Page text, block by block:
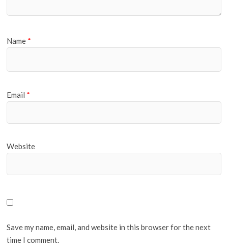
Name *
Email *
Website
Save my name, email, and website in this browser for the next
time I comment.